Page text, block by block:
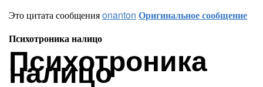
Это цитата сообщенияonanton Оригинальное сообщение
Психотроника налицо
Психотроника
налицо